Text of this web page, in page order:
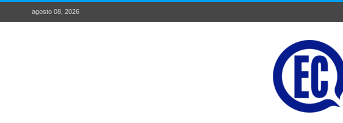
agosto 08, 2026